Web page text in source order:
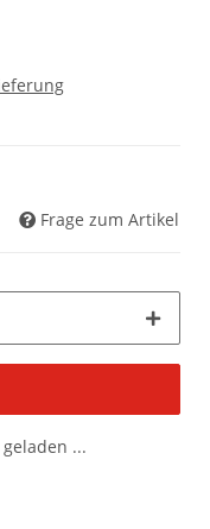
Frage zum Artikel
...